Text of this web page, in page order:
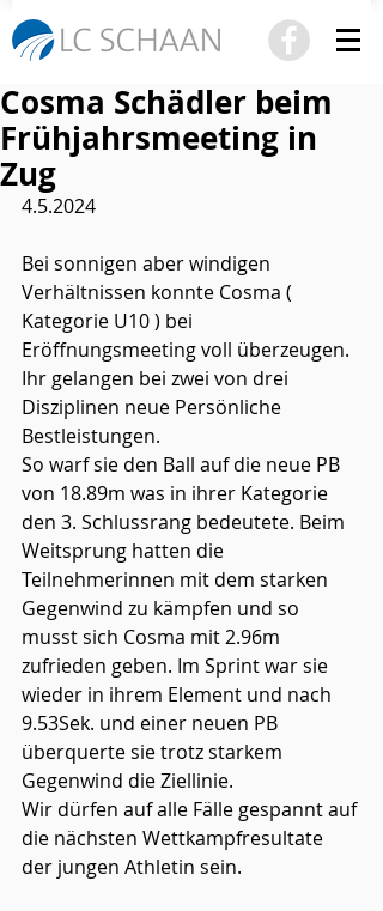
Cosma Schädler beim
Frühjahrsmeeting in
Zug
4.5.2024
Bei sonnigen aber windigen
Verhältnissen konnte Cosma (
Kategorie U10 ) bei
Eröffnungsmeeting voll überzeugen.
Ihr gelangen bei zwei von drei
Disziplinen neue Persönliche
Bestleistungen.
So warf sie den Ball auf die neue PB
von 18.89m was in ihrer Kategorie
den 3. Schlussrang bedeutete. Beim
Weitsprung hatten die
Teilnehmerinnen mit dem starken
Gegenwind zu kämpfen und so
musst sich Cosma mit 2.96m
zufrieden geben. Im Sprint war sie
wieder in ihrem Element und nach
9.53Sek. und einer neuen PB
überquerte sie trotz starkem
Gegenwind die Ziellinie.
Wir dürfen auf alle Fälle gespannt auf
die nächsten Wettkampfresultate
der jungen Athletin sein.